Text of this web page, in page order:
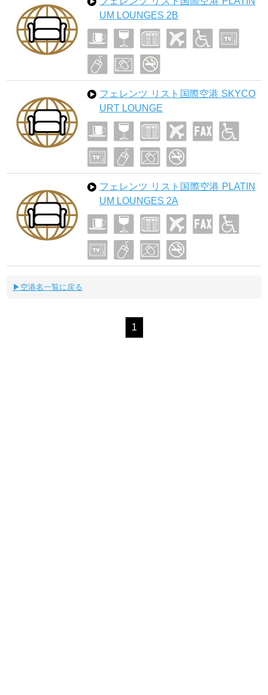
UM LOUNGES 2B
フェレンツ リスト国際空港 SKYCO
URT LOUNGE
フェレンツ リスト国際空港 PLATIN
UM LOUNGES 2A
▶空港名一覧に戻る
1